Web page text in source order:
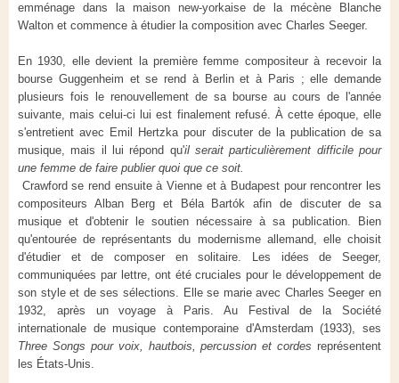
emménage dans la maison new-yorkaise de la mécène Blanche
Walton et commence à étudier la composition avec Charles Seeger.
En 1930, elle devient la première femme compositeur à recevoir la
bourse Guggenheim et se rend à Berlin et à Paris ; elle demande
plusieurs fois le renouvellement de sa bourse au cours de l'année
suivante, mais celui-ci lui est finalement refusé. À cette époque, elle
s'entretient avec Emil Hertzka pour discuter de la publication de sa
musique, mais il lui répond qu'il serait particulièrement difficile pour
une femme de faire publier quoi que ce soit.
Crawford se rend ensuite à Vienne et à Budapest pour rencontrer les
compositeurs Alban Berg et Béla Bartók afin de discuter de sa
musique et d'obtenir le soutien nécessaire à sa publication. Bien
qu'entourée de représentants du modernisme allemand, elle choisit
d'étudier et de composer en solitaire. Les idées de Seeger,
communiquées par lettre, ont été cruciales pour le développement de
son style et de ses sélections. Elle se marie avec Charles Seeger en
1932, après un voyage à Paris. Au Festival de la Société
internationale de musique contemporaine d'Amsterdam (1933), ses
Three Songs pour voix, hautbois, percussion et cordes représentent
les États-Unis.